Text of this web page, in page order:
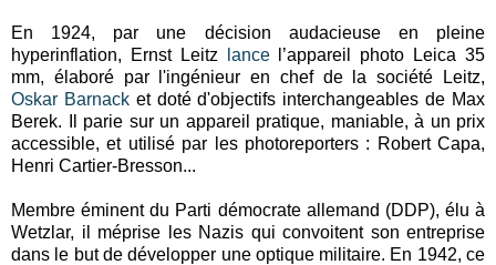
En 1924, par une décision audacieuse en pleine
hyperinflation, Ernst Leitz
lancel’appareil photo Leica 35
mm, élaboré par l'ingénieur en chef de la société Leitz,
Oskar Barnacket doté d'objectifs interchangeables de Max
Berek. Il parie sur un appareil pratique, maniable, à un prix
accessible, et utilisé par les photoreporters : Robert Capa,
Henri Cartier-Bresson...
Membre éminent du Parti démocrate allemand (DDP), élu à
Wetzlar, il méprise les Nazis qui convoitent son entreprise
dans le but de développer une optique militaire. En 1942, ce